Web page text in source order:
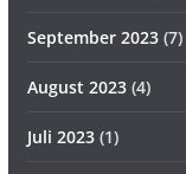
September 2023(7)
August 2023(4)
Juli 2023(1)